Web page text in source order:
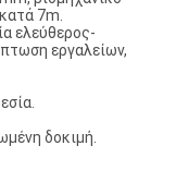
7m.
ελεύθερος-
εργαλείων,
δοκιμή.